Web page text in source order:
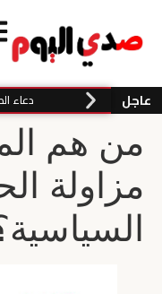
عاجل دعاء
من هم
مزاولة